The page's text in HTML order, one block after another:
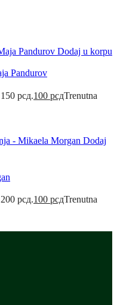
Dodaj u korpu
Pandurov
рсд.100 рсдTrenutna
Dodaj
рсд.100 рсдTrenutna